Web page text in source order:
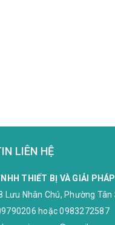
LIÊN HỆ
THIẾT BỊ VÀ GIẢI
Lưu Nhân Chú, Phường Tân
hoặc0983272587